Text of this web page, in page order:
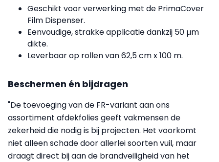
Geschikt voor verwerking met de PrimaCover
Film Dispenser.
Eenvoudige, strakke applicatie dankzij 50 µm
dikte.
Leverbaar op rollen van 62,5 cm x 100 m.
Beschermen én bijdragen
"De toevoeging van de FR-variant aan ons
assortiment afdekfolies geeft vakmensen de
zekerheid die nodig is bij projecten. Het voorkomt
niet alleen schade door allerlei soorten vuil, maar
draagt direct bij aan de brandveiligheid van het